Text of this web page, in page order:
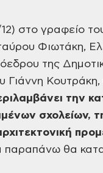
12) στο γραφείο
Φιωτάκη,
της
Γιάννη
την
σχολείων,
παραπάνω θα